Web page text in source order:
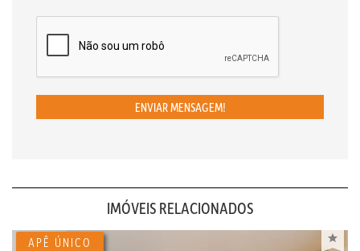
ENVIAR MENSAGEM!
IMÓVEIS RELACIONADOS